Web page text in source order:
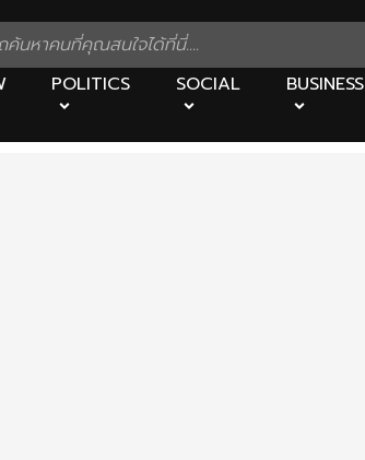
POLITICS SOCIAL BUSINESS